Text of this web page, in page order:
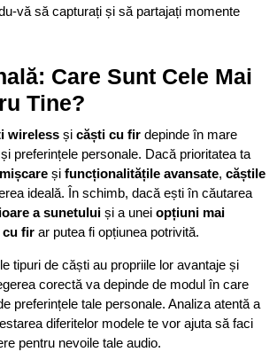
vă să capturați și să partajați momente
Care Sunt Cele Mai
Tine?
wireless și căști cu fir depinde în mare
preferințele personale. Dacă prioritatea ta
și funcționalitățile avansate, căștile
ideală. În schimb, dacă ești în căutarea
a sunetului și a unei opțiuni mai
cu fir ar putea fi opțiunea potrivită.
tipuri de căști au propriile lor avantaje și
corectă va depinde de modul în care
preferințele tale personale. Analiza atentă a
diferitelor modele te vor ajuta să faci
pentru nevoile tale audio.